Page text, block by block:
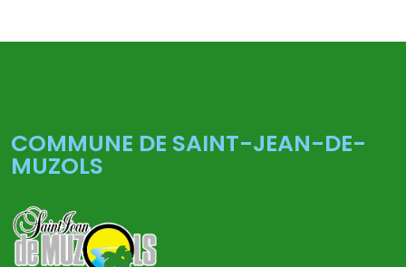
COMMUNE DE SAINT-JEAN-DE-
MUZOLS